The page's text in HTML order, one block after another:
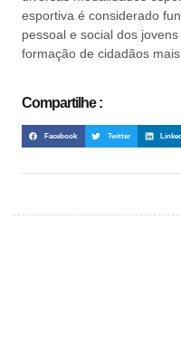
esportiva é considerado
pessoal e social dos
formação de cidadãos
Compartilhe :
Facebook Twitter